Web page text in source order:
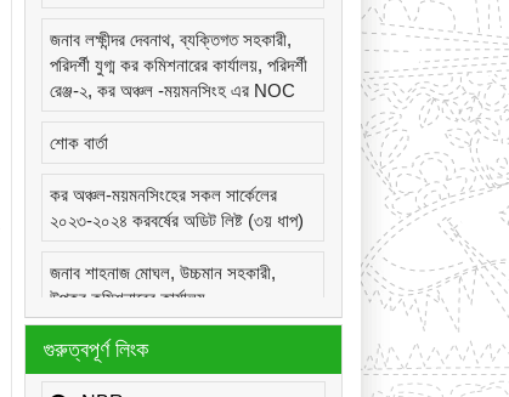
জনাব লক্ষীন্দর দেবনাথ, ব্যক্তিগত সহকারী,
পরিদর্শী যুগ্ম কর কমিশনারের কার্যালয়, পরিদর্শী
রেঞ্জ-২, কর অঞ্চল -ময়মনসিংহ এর NOC
শোক বার্তা
কর অঞ্চল-ময়মনসিংহের সকল সার্কেলের
২০২৩-২০২৪ করবর্ষের অডিট লিষ্ট (৩য় ধাপ)
জনাব শাহনাজ মোঘল, উচ্চমান সহকারী,
উপকর কমিশনারের কার্যালয়,
সার্কেল-২২(দূর্গাপুর), কর অঞ্চল -ময়মনসিংহ
এর NOC
গুরুত্বপূর্ণ লিংক